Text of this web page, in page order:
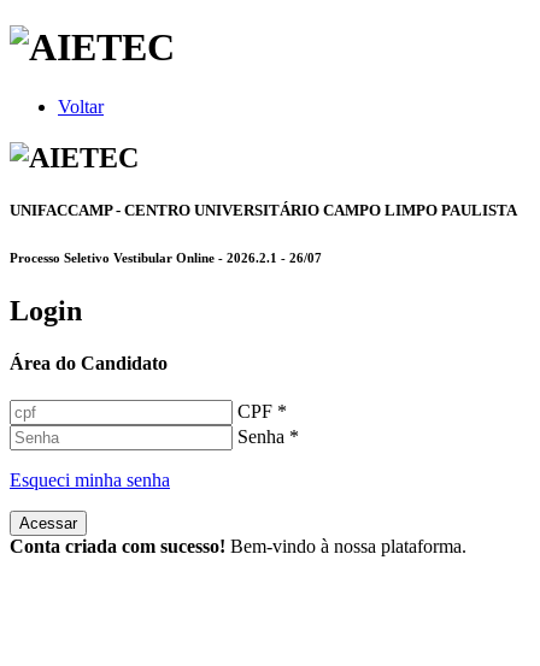
Voltar
UNIFACCAMP - CENTRO UNIVERSITÁRIO CAMPO LIMPO PAULISTA
Processo Seletivo Vestibular Online - 2026.2.1 - 26/07
Login
Área do Candidato
CPF *
Senha *
Esqueci minha senha
Acessar
Conta criada com sucesso! Bem-vindo à nossa plataforma.